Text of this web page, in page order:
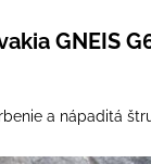
GNEIS
a nápaditá